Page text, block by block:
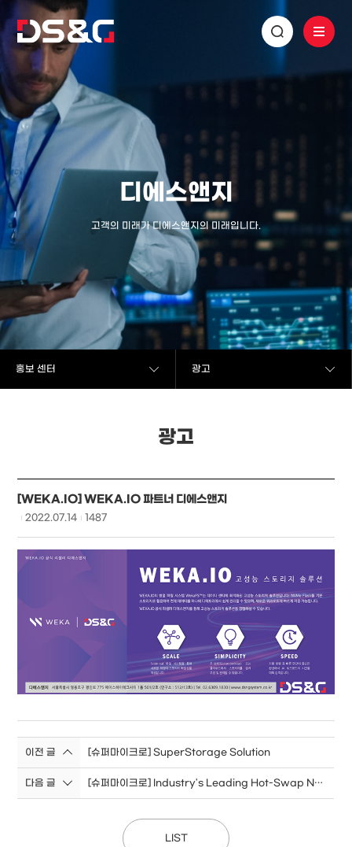
디에스앤지
고객의 미래가 디에스앤지의 미래입니다.
홍보 센터 광고
광고
[WEKA.IO] WEKA.IO 파트너 디에스앤지
2022.07.14 1487
이전 글 [슈퍼마이크로] SuperStorage Solution
다음 글 [슈퍼마이크로] Industry's Leading Hot-Swap NVMe Solutions!
LIST